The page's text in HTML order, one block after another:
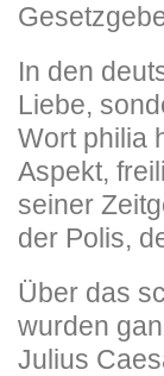
In den
Liebe,
Wort philia
Aspekt,
seiner
der Polis,
Über das
wurden
Julius